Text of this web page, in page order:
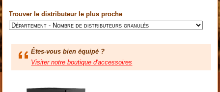
Trouver le distributeur le plus proche
Êtes-vous bien équipé ?
Visiter notre boutique d'accessoires